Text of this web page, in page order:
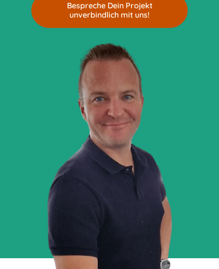
Bespreche Dein Projekt
unverbindlich mit uns!